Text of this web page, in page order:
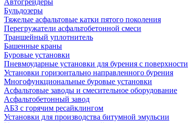
Автогрейдеры
Бульдозеры
Тяжелые асфальтовые катки пятого поколения
Перегружатели асфальтобетонной смеси
Траншейный уплотнитель
Башенные краны
Буровые установки
Пневмоударные установки для бурения с поверхности
Установки горизонтально направленного бурения
Многофункциональные буровые установки
Асфальтовые заводы и смесительное оборудование
Асфальтобетонный завод
АБЗ с горячим ресайклингом
Установки для производства битумной эмульсии